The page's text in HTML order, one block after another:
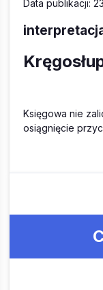
Data publikacji:
Księgowa nie
osiągnięcie